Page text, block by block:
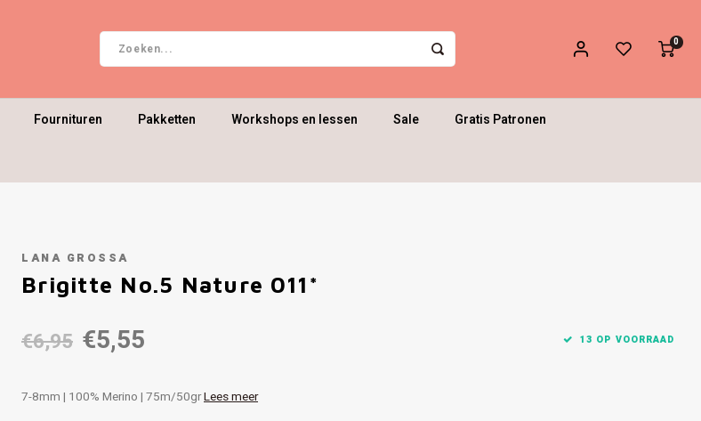
0
Fournituren Pakketten Workshops en lessen Sale Gratis Patronen
LANA GROSSA
Brigitte No.5 Nature 011*
€6,95 €5,55 13 OP VOORRAAD
7-8mm | 100% Merino | 75m/50grLees meer